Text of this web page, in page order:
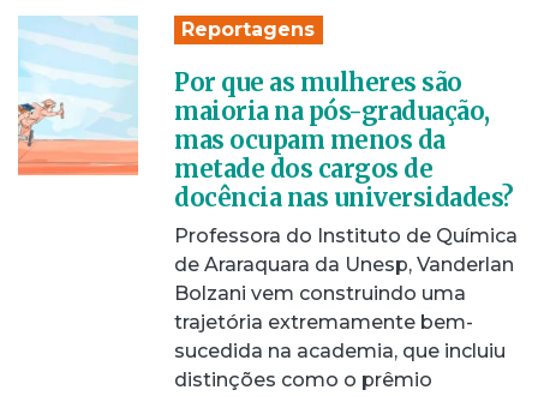
Reportagens
Por que as mulheres são
maioria na pós-graduação,
mas ocupam menos da
metade dos cargos de
docência nas universidades?
Professora do Instituto de Química
de Araraquara da Unesp, Vanderlan
Bolzani vem construindo uma
trajetória extremamente bem-
sucedida na academia, que incluiu
distinções como o prêmio